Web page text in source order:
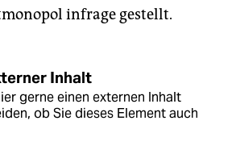
infrage gestellt.
Inhalt
gerne einen externen Inhalt
ob Sie dieses Element auch